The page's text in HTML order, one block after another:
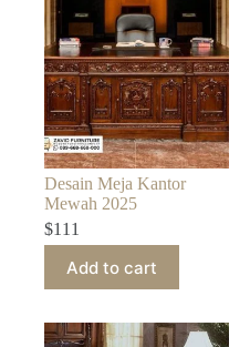
Desain Meja Kantor
Mewah 2025
$111
Add to cart